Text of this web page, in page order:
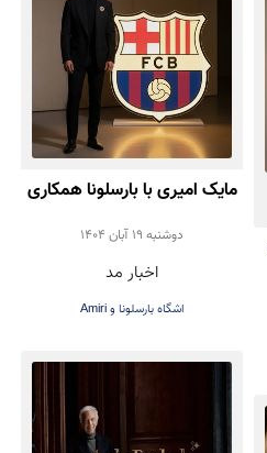
مایک امیری با بارسلونا همکاری
باشگاه فوتبال بارسلونا در
طراحی لباس‌های رسمی
دوشنبه 19 آبان 1404
اخبار مد
اشگاه بارسلونا و Amiri